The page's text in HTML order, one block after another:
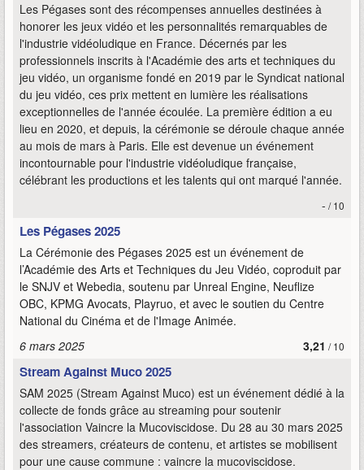
Les Pégases sont des récompenses annuelles destinées à
honorer les jeux vidéo et les personnalités remarquables de
l'industrie vidéoludique en France. Décernés par les
professionnels inscrits à l'Académie des arts et techniques du
jeu vidéo, un organisme fondé en 2019 par le Syndicat national
du jeu vidéo, ces prix mettent en lumière les réalisations
exceptionnelles de l'année écoulée. La première édition a eu
lieu en 2020, et depuis, la cérémonie se déroule chaque année
au mois de mars à Paris. Elle est devenue un événement
incontournable pour l'industrie vidéoludique française,
célébrant les productions et les talents qui ont marqué l'année.
- / 10
Les Pégases 2025
La Cérémonie des Pégases 2025 est un événement de
l’Académie des Arts et Techniques du Jeu Vidéo, coproduit par
le SNJV et Webedia, soutenu par Unreal Engine, Neuflize
OBC, KPMG Avocats, Playruo, et avec le soutien du Centre
National du Cinéma et de l'Image Animée.
6 mars 2025
3,21 / 10
Stream Against Muco 2025
SAM 2025 (Stream Against Muco) est un événement dédié à la
collecte de fonds grâce au streaming pour soutenir
l'association Vaincre la Mucoviscidose. Du 28 au 30 mars 2025
des streamers, créateurs de contenu, et artistes se mobilisent
pour une cause commune : vaincre la mucoviscidose.